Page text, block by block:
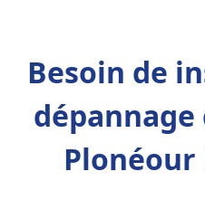
Besoin de
Plonéour